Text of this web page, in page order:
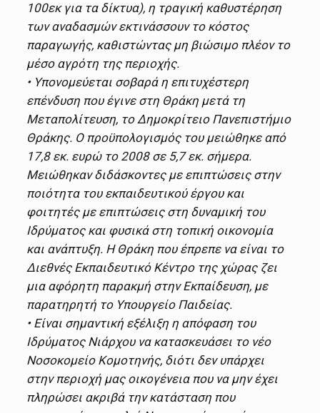
100εκ για τα δίκτυα), η τραγική καθυστέρηση
των αναδασμών εκτινάσσουν το κόστος
παραγωγής, καθιστώντας μη βιώσιμο πλέον το
μέσο αγρότη της περιοχής.
• Υπονομεύεται σοβαρά η επιτυχέστερη
επένδυση που έγινε στη Θράκη μετά τη
Μεταπολίτευση, το Δημοκρίτειο Πανεπιστήμιο
Θράκης. Ο προϋπολογισμός του μειώθηκε από
17,8 εκ. ευρώ το 2008 σε 5,7 εκ. σήμερα.
Μειώθηκαν διδάσκοντες με επιπτώσεις στην
ποιότητα του εκπαιδευτικού έργου και
φοιτητές με επιπτώσεις στη δυναμική του
Ιδρύματος και φυσικά στη τοπική οικονομία
και ανάπτυξη. Η Θράκη που έπρεπε να είναι το
Διεθνές Εκπαιδευτικό Κέντρο της χώρας ζει
μια αφόρητη παρακμή στην Εκπαίδευση, με
παρατηρητή το Υπουργείο Παιδείας.
• Είναι σημαντική εξέλιξη η απόφαση του
Ιδρύματος Νιάρχου να κατασκευάσει το νέο
Νοσοκομείο Κομοτηνής, διότι δεν υπάρχει
στην περιοχή μας οικογένεια που να μην έχει
πληρώσει ακριβά την κατάσταση που